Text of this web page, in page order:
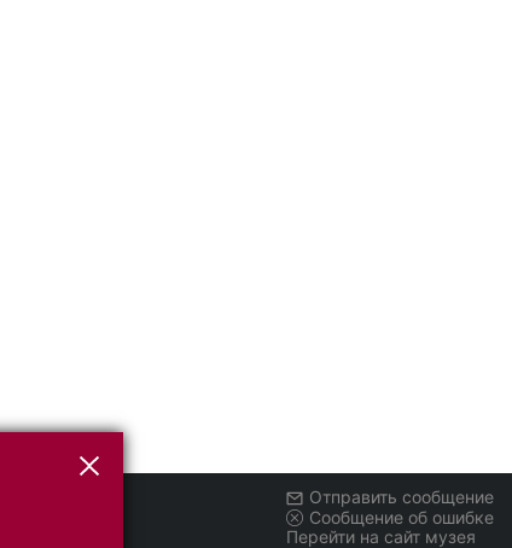
Отправить сообщение
Сообщение об ошибке
Перейти на сайт музея